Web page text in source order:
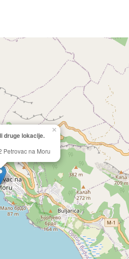
druge lokacije.
Petrovac na Moru
×